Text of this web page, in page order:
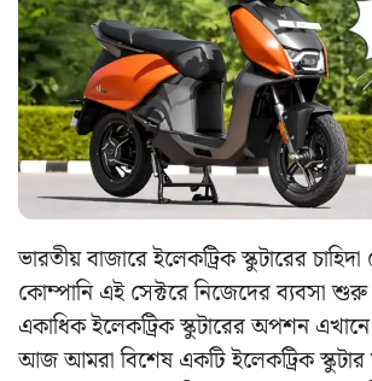
ভারতীয় বাজারে ইলেকট্রিক স্কুটারের
কোম্পানি এই সেক্টরে নিজেদের ব্যবসা
একাধিক ইলেকট্রিক স্কুটারের অপশন
আজ আমরা বিশেষ একটি ইলেকট্রিক স্কুটার